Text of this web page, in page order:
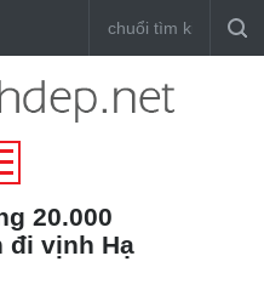
20.000
đi vịnh Hạ